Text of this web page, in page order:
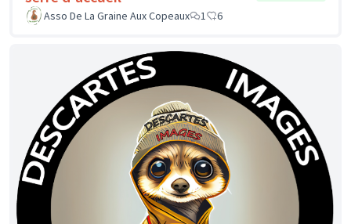
Asso De La Graine Aux Copeaux
1 6